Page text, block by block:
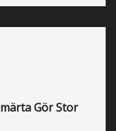
Gör Stor